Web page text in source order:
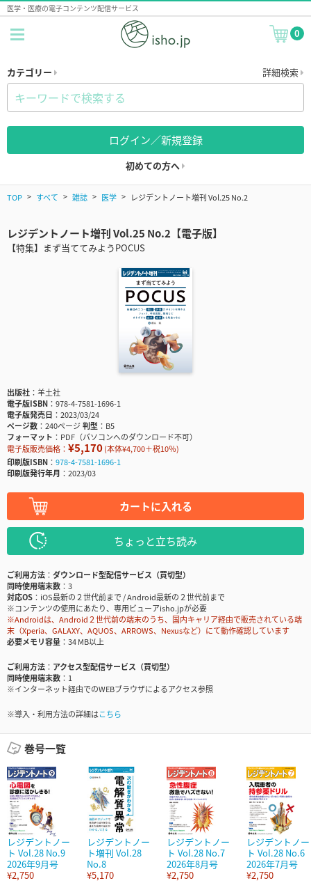
医学・医療の電子コンテンツ配信サービス
0
カテゴリー 詳細検索
ログイン／新規登録
初めての方へ
TOP すべて 雑誌 医学 レジデントノート増刊 Vol.25 No.2
レジデントノート増刊 Vol.25 No.2【電子版】
【特集】まず当ててみようPOCUS
出版社
羊土社
電子版ISBN
978-4-7581-1696-1
電子版発売日
2023/03/24
ページ数
240ページ判型
B5
フォーマット
PDF（パソコンへのダウンロード不可）
電子版販売価格： ¥5,170(本体¥4,700＋税10％)
印刷版ISBN
978-4-7581-1696-1
印刷版発行年月
2023/03
カートに入れる
ちょっと立ち読み
ご利用方法
ダウンロード型配信サービス（買切型）
同時使用端末数
3
対応OS
iOS最新の２世代前まで / Android最新の２世代前まで
※コンテンツの使用にあたり、専用ビューアisho.jpが必要
※Androidは、Android２世代前の端末のうち、国内キャリア経由で販売されている端
末（Xperia、GALAXY、AQUOS、ARROWS、Nexusなど）にて動作確認しています
必要メモリ容量
34 MB以上
ご利用方法
アクセス型配信サービス（買切型）
同時使用端末数
1
※インターネット経由でのWEBブラウザによるアクセス参照
※導入・利用方法の詳細はこちら
巻号一覧
レジデントノー
ト Vol.28 No.9
2026年9月号
¥2,750
レジデントノー
ト増刊 Vol.28
No.8
¥5,170
レジデントノー
ト Vol.28 No.7
2026年8月号
¥2,750
レジデントノー
ト Vol.28 No.6
2026年7月号
¥2,750